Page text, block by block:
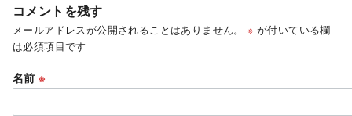
コメントを残す
メールアドレスが公開されることはありません。 ※ が付いている欄
は必須項目です
名前※